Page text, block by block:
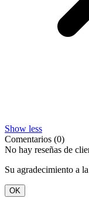
Show less
Comentarios (0)
No hay reseñas de
Su agradecimiento a
OK